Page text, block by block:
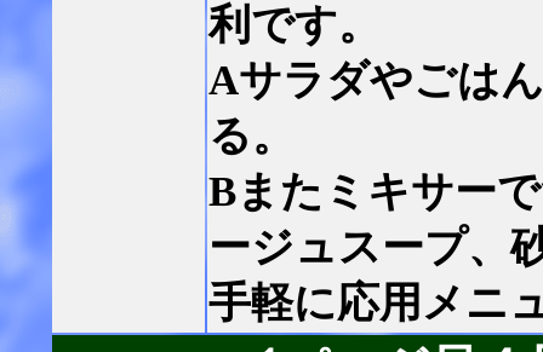
利です。
Aサラダやごは
る。
Bまたミキサー
ージュスープ、
手軽に応用メニ